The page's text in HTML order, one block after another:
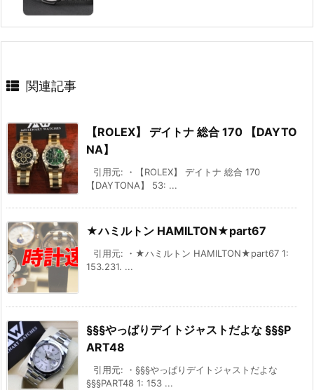
関連記事
【ROLEX】 デイトナ 総合 170 【DAYTO
NA】
引用元: ・【ROLEX】 デイトナ 総合 170
【DAYTONA】 53: ...
★ハミルトン HAMILTON★part67
引用元: ・★ハミルトン HAMILTON★part67 1:
153.231. ...
§§§やっぱりデイトジャストだよな §§§P
ART48
引用元: ・§§§やっぱりデイトジャストだよな
§§§PART48 1: 153 ...